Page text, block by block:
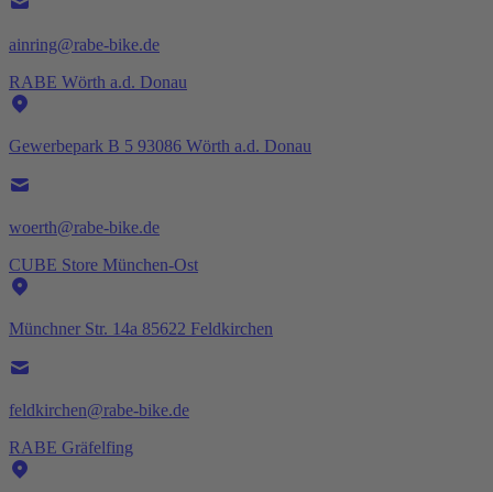
ainring@rabe-bike.de
RABE Wörth a.d. Donau
Gewerbepark B 5 93086 Wörth a.d. Donau
woerth@rabe-bike.de
CUBE Store München-Ost
Münchner Str. 14a 85622 Feldkirchen
feldkirchen@rabe-bike.de
RABE Gräfelfing